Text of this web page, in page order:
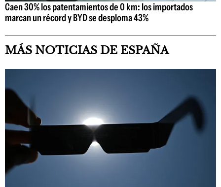
Caen 30% los patentamientos de 0 km: los importados
marcan un récord y BYD se desploma 43%
MÁS NOTICIAS DE ESPAÑA